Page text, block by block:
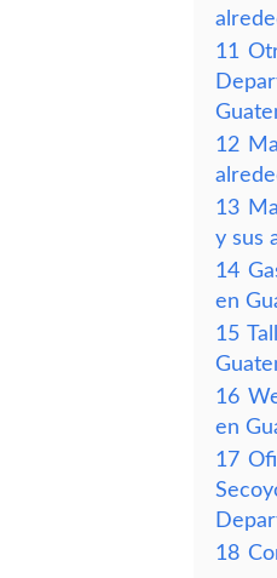
11
12
13
y sus
14
en
15
16
en
17
18